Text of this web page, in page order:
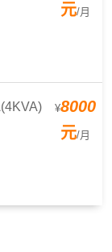
元/月
¥8000
元/月